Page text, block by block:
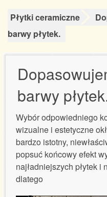
Płytki ceramiczne
barwy płytek.
barwy
Wybór odpowiedniego
wizualne i estetyczne
bardzo istotny,
popsuć końcowy efekt
najładniejszych płytek
dlatego